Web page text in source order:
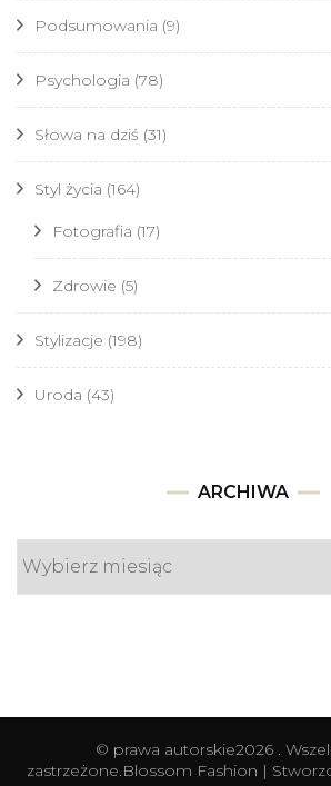
Podsumowania (9)
Psychologia (78)
Słowa na dziś (31)
Styl życia (164)
Fotografia (17)
Zdrowie (5)
Stylizacje (198)
Uroda (43)
ARCHIWA
Archiwa
© prawa autorskie2026 .
zastrzeżone.Blossom Fashion |